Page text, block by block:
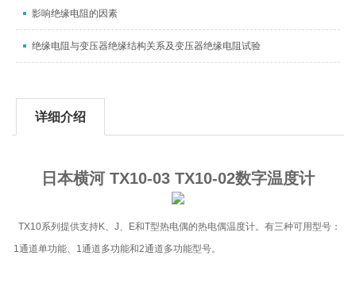
影响绝缘电阻的因素
绝缘电阻与变压器绝缘结构关系及变压器绝缘电阻试验
详细介绍
日本横河 TX10-03 TX10-02数字温度计
TX10系列提供支持K、J、E和T型热电偶的热电偶温度计。有三种可用型号：
1通道单功能、1通道多功能和2通道多功能型号。